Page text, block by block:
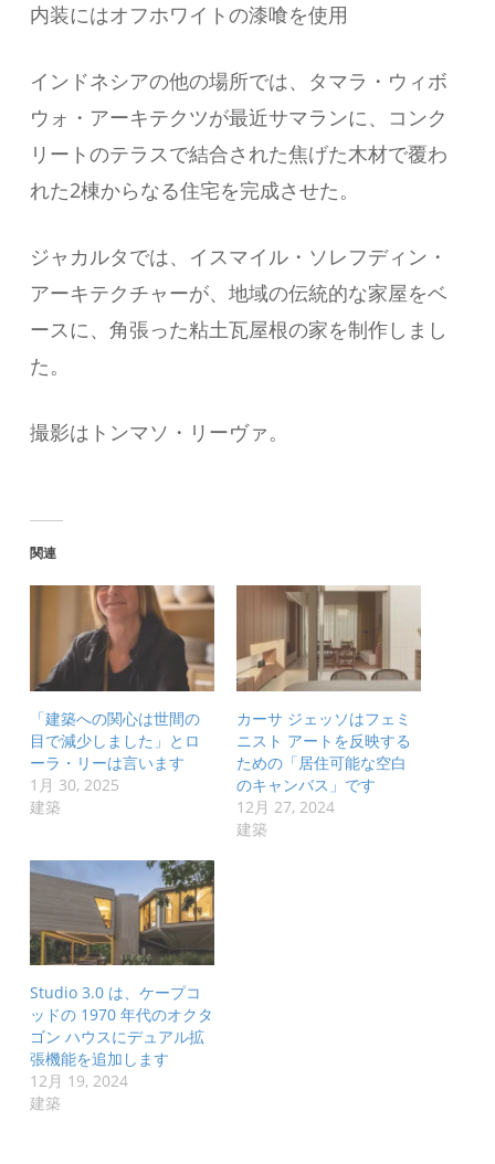
内装にはオフホワイトの漆喰を使用
インドネシアの他の場所では、タマラ・ウィボ
ウォ・アーキテクツが最近サマランに、コンク
リートのテラスで結合された焦げた木材で覆わ
れた2棟からなる住宅を完成させた。
ジャカルタでは、イスマイル・ソレフディン・
アーキテクチャーが、地域の伝統的な家屋をベ
ースに、角張った粘土瓦屋根の家を制作しまし
た。
撮影はトンマソ・リーヴァ。
関連
「建築への関心は世間の
目で減少しました」とロ
ーラ・リーは言います
1月 30, 2025
建築
カーサ ジェッソはフェミ
ニスト アートを反映する
ための「居住可能な空白
のキャンバス」です
12月 27, 2024
建築
Studio 3.0 は、ケープコ
ッドの 1970 年代のオクタ
ゴン ハウスにデュアル拡
張機能を追加します
12月 19, 2024
建築